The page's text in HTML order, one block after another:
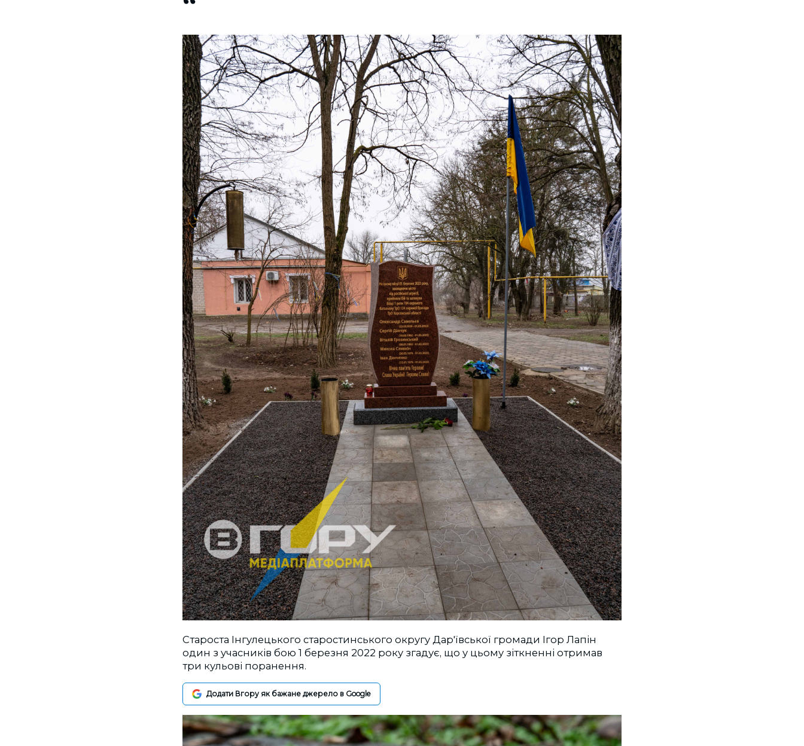
Староста Інгулецького старостинського округу Дар'ївської громади Ігор Лапін
один з учасників бою 1 березня 2022 року згадує, що у цьому зіткненні отримав
три кульові поранення.
Додати Вгору як бажане джерело в Google